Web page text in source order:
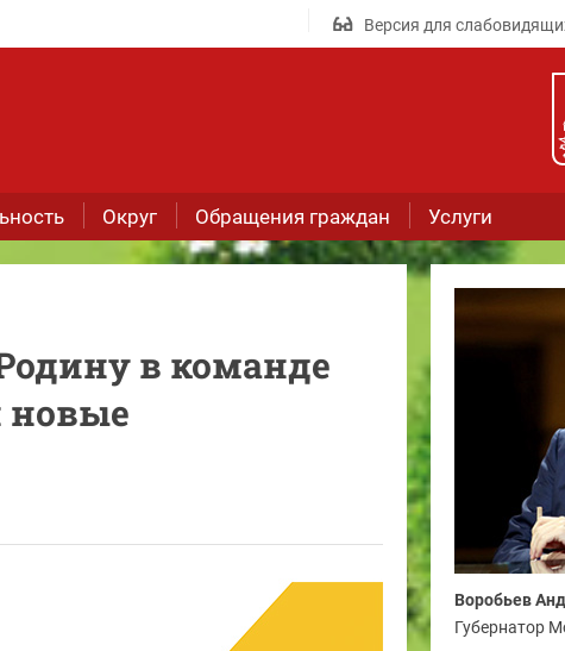
Версия для
Округ Обращения граждан Услуги
в команде
Воробьев
Губернатор